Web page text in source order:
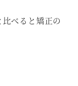
べると矯正の